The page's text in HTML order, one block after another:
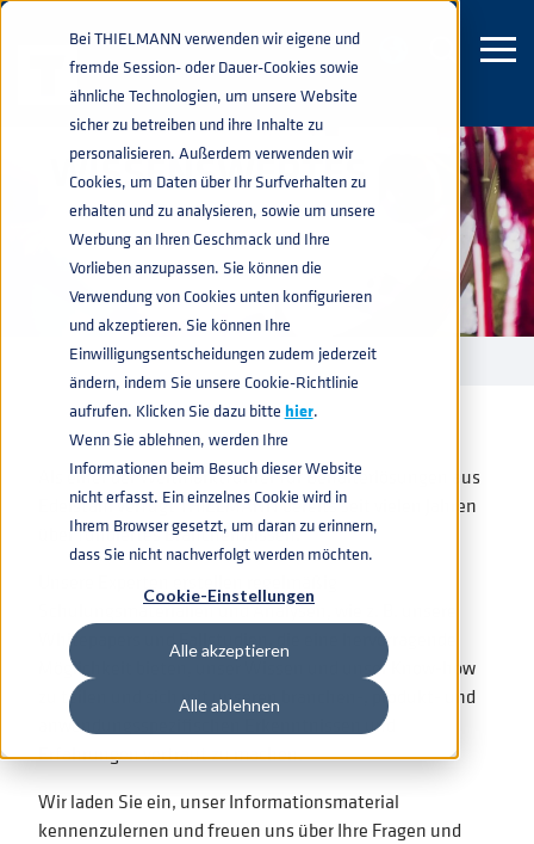
Bei THIELMANN verwenden wir eigene und
fremde Session- oder Dauer-Cookies sowie
ähnliche Technologien, um unsere Website
sicher zu betreiben und ihre Inhalte zu
personalisieren. Außerdem verwenden wir
Cookies, um Daten über Ihr Surfverhalten zu
erhalten und zu analysieren, sowie um unsere
Werbung an Ihren Geschmack und Ihre
Vorlieben anzupassen. Sie können die
Verwendung von Cookies unten konfigurieren
und akzeptieren. Sie können Ihre
Einwilligungsentscheidungen zudem jederzeit
ändern, indem Sie unsere Cookie-Richtlinie
aufrufen. Klicken Sie dazu bitte hier.
Wenn Sie ablehnen, werden Ihre
Informationen beim Besuch dieser Website
nicht erfasst. Ein einzelnes Cookie wird in
Ihrem Browser gesetzt, um daran zu erinnern,
dass Sie nicht nachverfolgt werden möchten.
Cookie-Einstellungen
Alle akzeptieren
Alle ablehnen
WISSENSWERTES
WISSENSWERTES
Als einer der Weltmarktführer für Behälterlösungen aus
Edelstahl verfügt THIELMANN bereits seit vielen Jahren
über fundiertes Branchenwissen.
Schulungsmaterialien und Analysen, wie z. B. unsere
Whitepapers und Fallstudien, die eine hervorragende
Möglichkeit bieten, unser Wissen und unser Know-how
zu teilen und sich mit unseren branchen-, produkt- und
anwendungsspezifischen Erkenntnissen und
Erfahrungen vertraut zu machen.
Wir laden Sie ein, unser Informationsmaterial
kennenzulernen und freuen uns über Ihre Fragen und